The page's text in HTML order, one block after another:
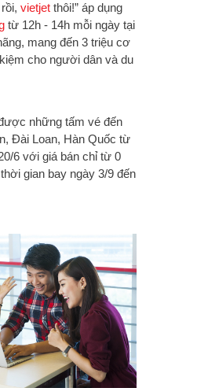
vietjet thôi!” áp dụng
từ 12h - 14h mỗi ngày tại
mang đến 3 triệu cơ
cho người dân và du
những tấm vé đến
Đài Loan, Hàn Quốc từ
6 với giá bán chỉ từ 0
gian bay ngày 3/9 đến